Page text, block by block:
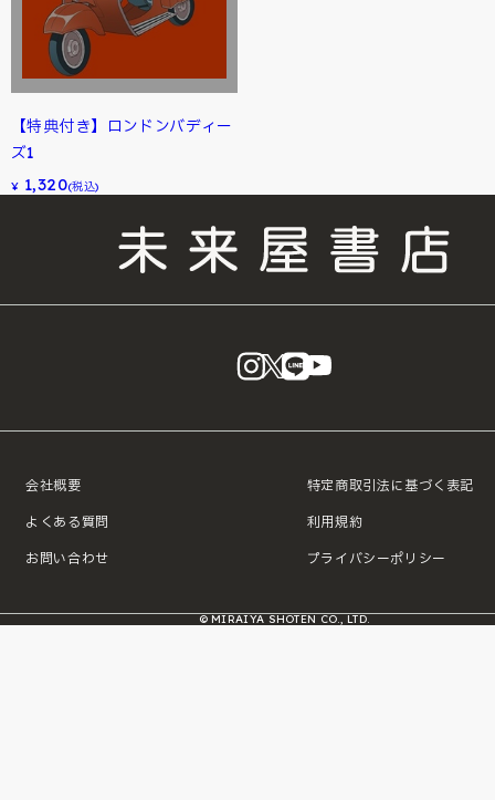
【特典付き】ロンドンバディー
ズ1
¥ 1,320(税込)
instagram
X LINE
会社概要
よくある質問
お問い合わせ
特定商取引法に基づく表記
利用規約
プライバシーポリシー
© MIRAIYA SHOTEN CO., LTD.